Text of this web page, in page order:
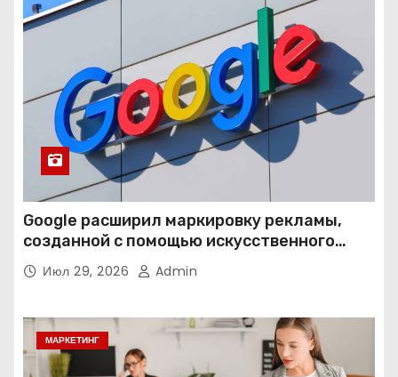
Google расширил маркировку рекламы,
созданной с помощью искусственного
интеллекта
Июл 29, 2026 Admin
МАРКЕТИНГ